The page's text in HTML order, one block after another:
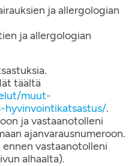
ja allergologian
ja allergologian
täältä
muut-
hyvinvointikatsastus/.
ja vastaanotolleni
ajanvarausnumeroon.
vastaanotolleni
alhaalta).